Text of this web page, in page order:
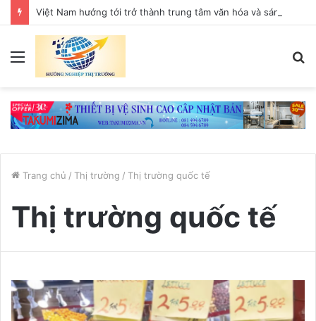
Trang chủ / Thị trường / Thị trường quốc tế
Thị trường quốc tế